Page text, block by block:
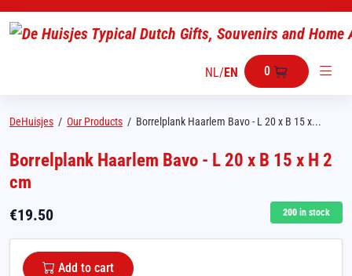
NL/EN 0
DeHuisjes / Our Products / Borrelplank Haarlem Bavo - L 20 x B 15 x...
Borrelplank Haarlem Bavo - L 20 x B 15 x H 2
cm
€19.50 200 in stock
Add to cart